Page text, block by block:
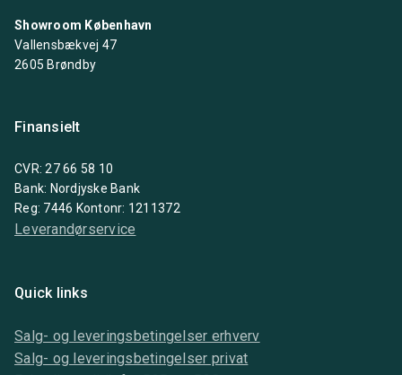
Showroom København
Vallensbækvej 47
2605 Brøndby
Finansielt
CVR: 27 66 58 10
Bank: Nordjyske Bank
Reg: 7446 Kontonr: 1211372
Leverandørservice
Quick links
Salg- og leveringsbetingelser erhverv
Salg- og leveringsbetingelser privat